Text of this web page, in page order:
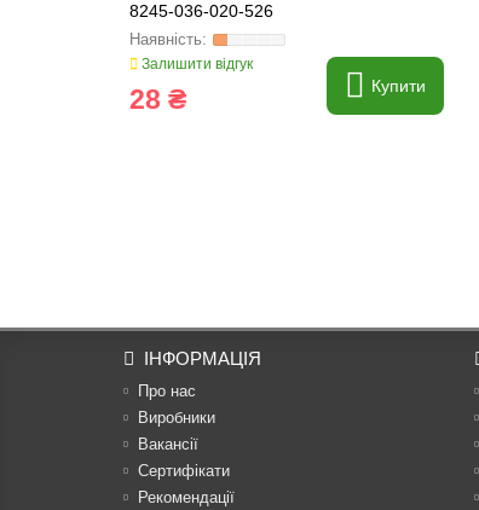
8245-036-020-526
Залишити відгук
28 ₴ Купити
ІНФОРМАЦІЯ
Про нас
Виробники
Вакансії
Сертифікати
Рекомендації